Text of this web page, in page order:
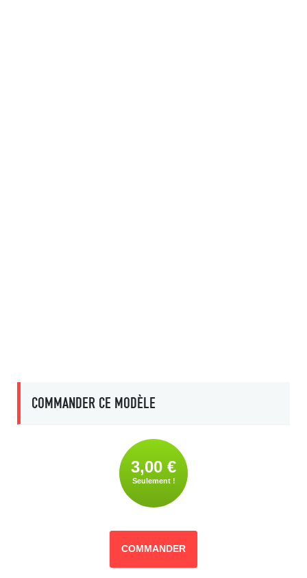
COMMANDER CE MODÈLE
3,00 €
Seulement !
COMMANDER